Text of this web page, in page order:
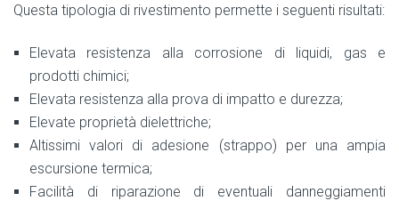
Questa tipologia di rivestimento permette i seguenti risultati:
Elevata resistenza alla corrosione di liquidi, gas e
prodotti chimici;
Elevata resistenza alla prova di impatto e durezza;
Elevate proprietà dielettriche;
Altissimi valori di adesione (strappo) per una ampia
escursione termica;
Facilità di riparazione di eventuali danneggiamenti